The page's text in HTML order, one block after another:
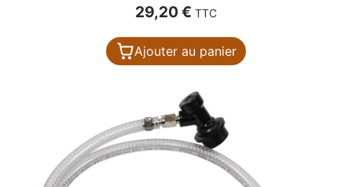
Prix
29,20 € TTC
Ajouter au panier